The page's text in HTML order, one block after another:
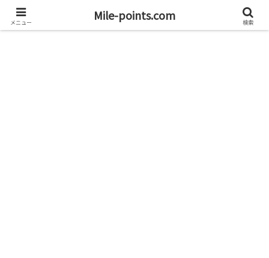
資産1億円を目指すブログと旅
メニュー Mile-points.com 検索